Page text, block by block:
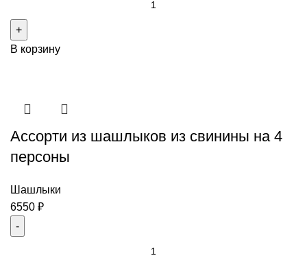
Ассорти
из
персон
В корзину
Ассорти из шашлыков из свинины на 4
персоны
Шашлыки
6550 ₽